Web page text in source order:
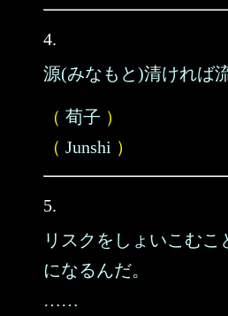
4.
源(みなもと)清ければ
（ 荀子 ）
（ Junshi ）
5.
リスクをしょいこむ
になるんだ。
……